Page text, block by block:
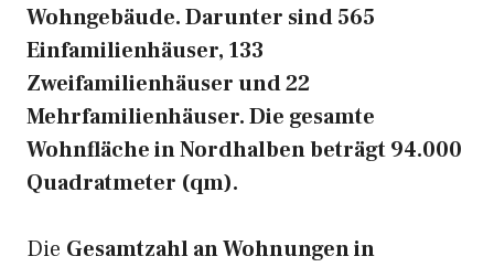
Wohngebäude. Darunter sind 565
Einfamilienhäuser, 133
Zweifamilienhäuser und 22
Mehrfamilienhäuser. Die gesamte
Wohnfläche in Nordhalben beträgt 94.000
Quadratmeter (qm).
Die Gesamtzahl an Wohnungen in